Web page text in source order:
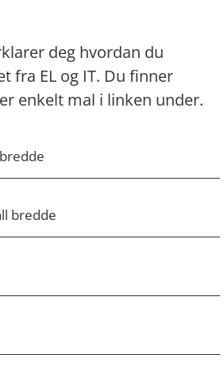
deg hvordan du
fra EL og IT. Du finner
enkelt mal i linken under.
bredde